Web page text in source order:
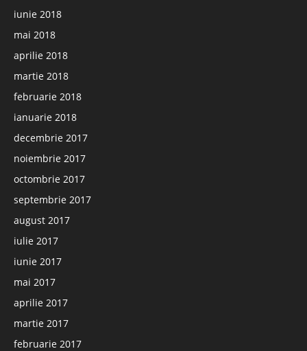
iunie 2018
mai 2018
aprilie 2018
martie 2018
februarie 2018
ianuarie 2018
decembrie 2017
noiembrie 2017
octombrie 2017
septembrie 2017
august 2017
iulie 2017
iunie 2017
mai 2017
aprilie 2017
martie 2017
februarie 2017